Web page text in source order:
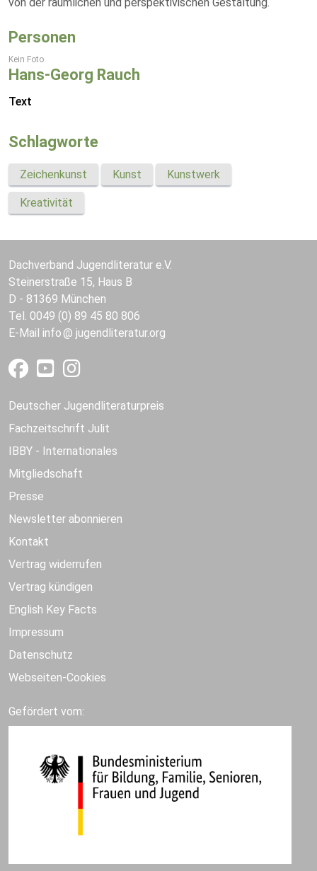
Personen
Kein Foto
Hans-Georg Rauch
Text
Schlagworte
Zeichenkunst Kunst Kunstwerk
Kreativität
Dachverband Jugendliteratur e.V.
Steinerstraße 15, Haus B
D - 81369 München
Tel. 0049 (0) 89 45 80 806
E-Mail info jugendliteratur.org
Deutscher Jugendliteraturpreis
Fachzeitschrift Julit
IBBY - Internationales
Mitgliedschaft
Presse
Newsletter abonnieren
Kontakt
Vertrag widerrufen
Vertrag kündigen
English Key Facts
Impressum
Datenschutz
Webseiten-Cookies
Gefördert vom: